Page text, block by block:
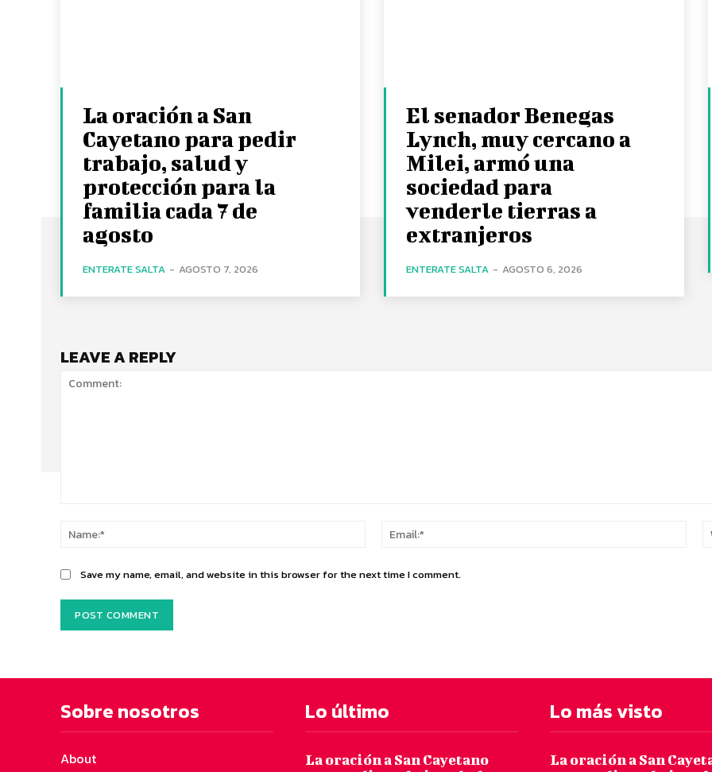
La oración a San
Cayetano para pedir
trabajo, salud y
protección para la
familia cada 7 de
agosto
ENTERATE SALTA - AGOSTO 7, 2026
El senador Benegas
Lynch, muy cercano a
Milei, armó una
sociedad para
venderle tierras a
extranjeros
ENTERATE SALTA - AGOSTO 6, 2026
LEAVE A REPLY
Name:*
Save my name, email, and website in this browser for the next time I comment.
Sobre nosotros
About
Lo último
La oración a San Cayetano
Lo más visto
La oración a San